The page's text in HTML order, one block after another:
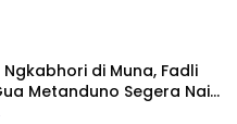
Ngkabhori di Muna, Fadli
Metanduno Segera Naik
Budaya Nasional